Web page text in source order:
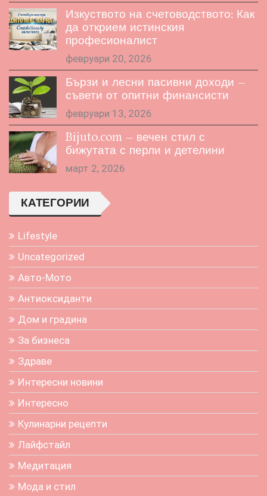
Изкуството на счетоводството: Как
да открием истинския
професионалист
февруари 20, 2026
Бързи и лесни пасивни доходи –
съвети от опитни финансисти
февруари 13, 2026
Bijuto.com – вечен стил с
бижутата с перли и детелини
март 2, 2026
КАТЕГОРИИ
Lifestyle
Uncategorized
Авто-Мото
Антиоксиданти
Дом и градина
За бизнеса
Здраве
Интересни новини
Интересно
Кулинарни рецепти
Лайфстайл
Медитация
Мода и стил